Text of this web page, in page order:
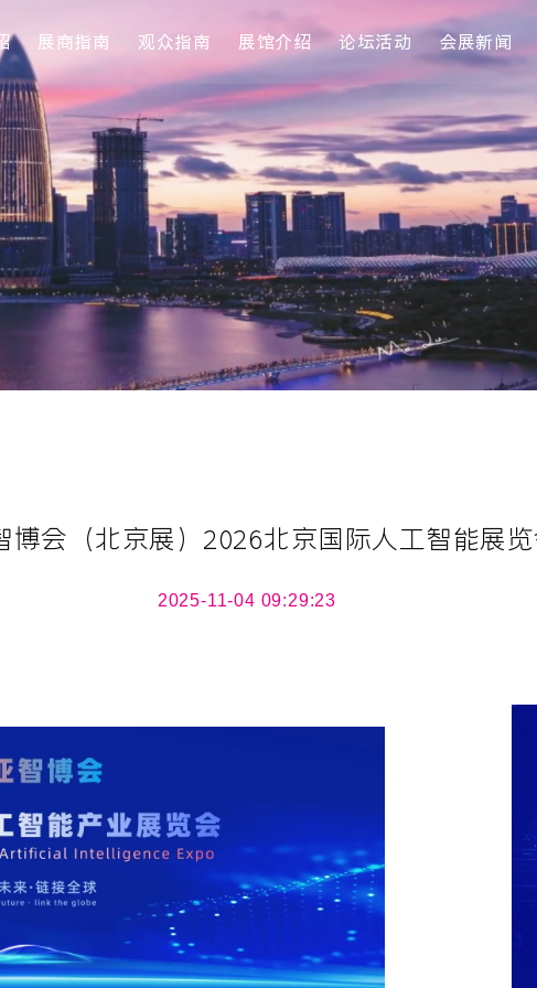
展商指南 观众指南 展馆介绍 论坛活动 会展新闻
博会（北京展）2026北京国际人工智能展
2025-11-04 09:29:23